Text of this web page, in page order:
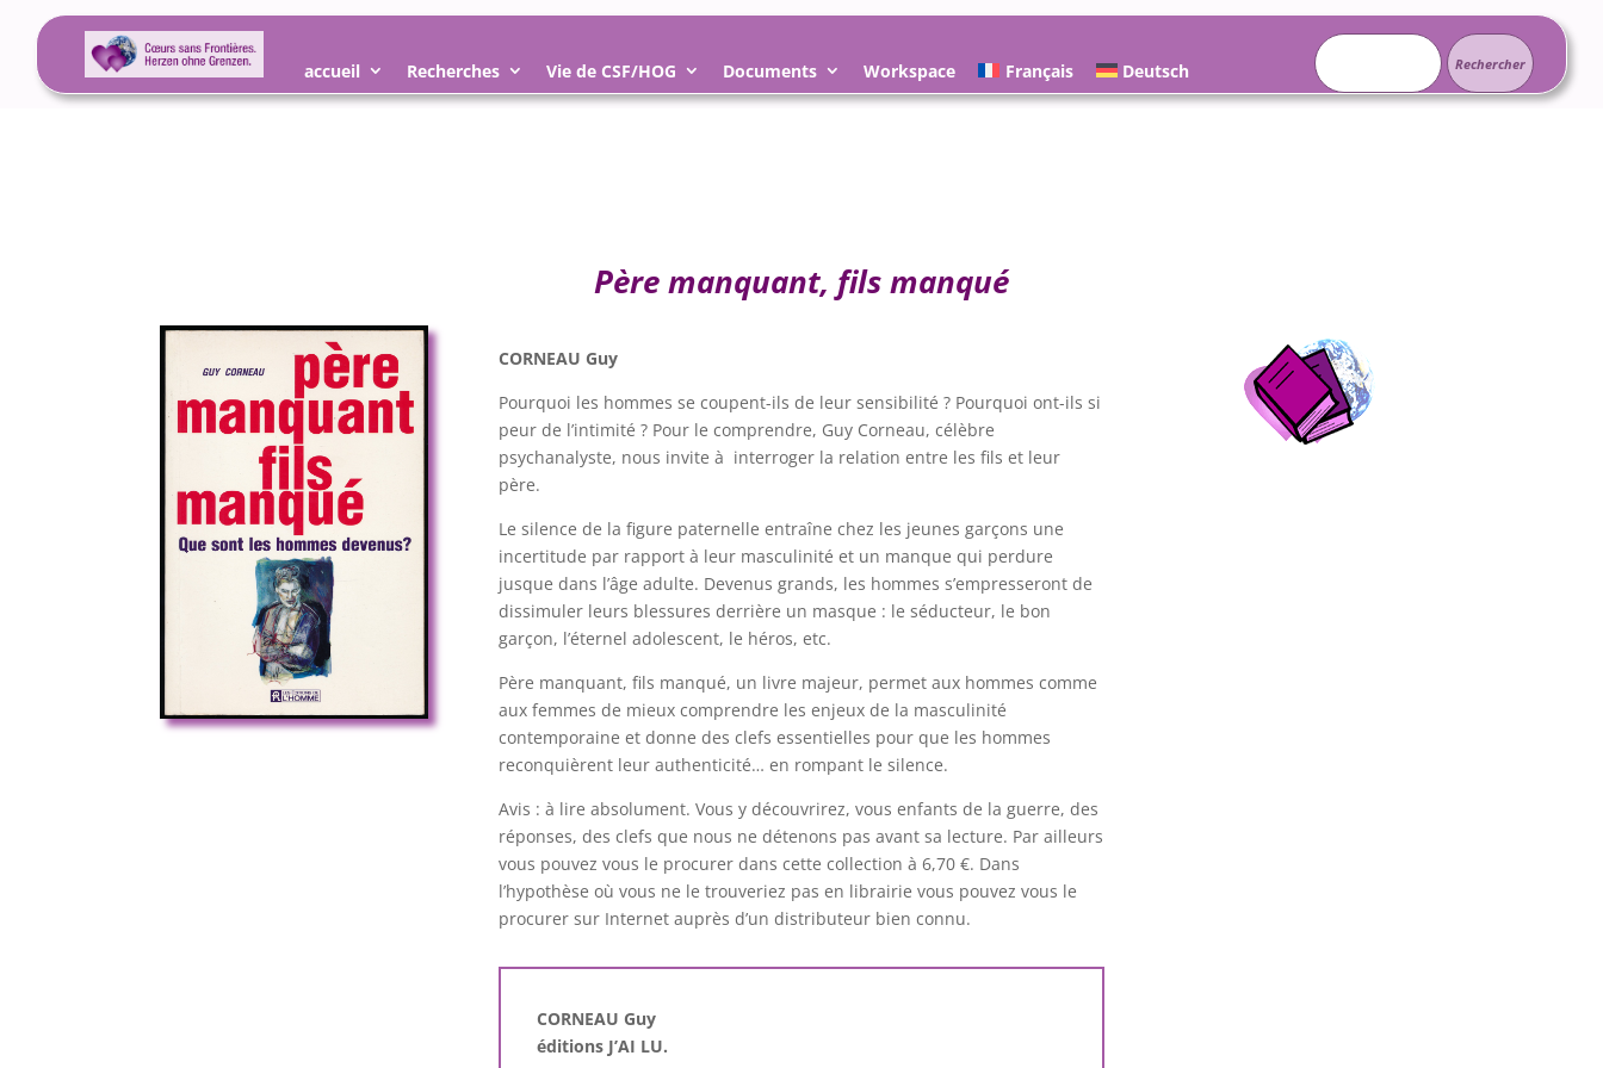
accueil Recherches Vie de CSF/HOG Documents Workspace Français Deutsch
Rechercher :
Père manquant, fils manqué
CORNEAU Guy
Pourquoi les hommes se coupent-ils de leur sensibilité ? Pourquoi ont-ils si
peur de l’intimité ? Pour le comprendre, Guy Corneau, célèbre
psychanalyste, nous invite à interroger la relation entre les fils et leur
père.
Le silence de la figure paternelle entraîne chez les jeunes garçons une
incertitude par rapport à leur masculinité et un manque qui perdure
jusque dans l’âge adulte. Devenus grands, les hommes s’empresseront de
dissimuler leurs blessures derrière un masque : le séducteur, le bon
garçon, l’éternel adolescent, le héros, etc.
Père manquant, fils manqué, un livre majeur, permet aux hommes comme
aux femmes de mieux comprendre les enjeux de la masculinité
contemporaine et donne des clefs essentielles pour que les hommes
reconquièrent leur authenticité… en rompant le silence.
Avis : à lire absolument. Vous y découvrirez, vous enfants de la guerre, des
réponses, des clefs que nous ne détenons pas avant sa lecture. Par ailleurs
vous pouvez vous le procurer dans cette collection à 6,70 €. Dans
l’hypothèse où vous ne le trouveriez pas en librairie vous pouvez vous le
procurer sur Internet auprès d’un distributeur bien connu.
CORNEAU Guy
éditions J’AI LU.